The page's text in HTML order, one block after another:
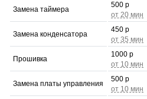
Замена таймера
500 р
Замена конденсатора
450 р
Прошивка
1000 р
Замена платы управления
500 р